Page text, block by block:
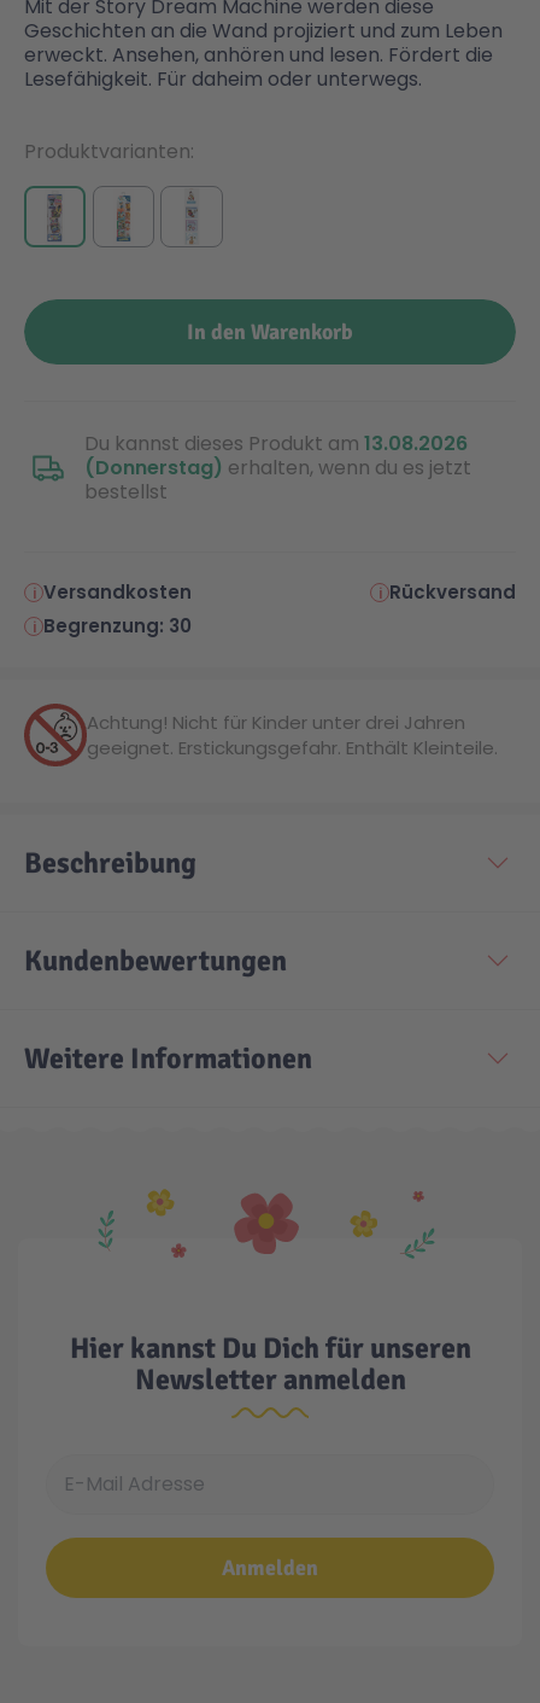
Malen & Zeichnen
Marvel™ Super Heroes
Minecraft™
Minifiguren
Speed Champions
Star Wars™
Technic
Seltene Artikel
Knights
NOVELMORE
Sports Action
Wiltopia
Aktion
Spiel-Ei
Mit der Story Dream Machine werden diese
Geschichten an die Wand projiziert und zum Leben
erweckt. Ansehen, anhören und lesen. Fördert die
Lesefähigkeit. Für daheim oder unterwegs.
In den Warenkorb
Du kannst dieses Produkt am 13.08.2026
(Donnerstag) erhalten, wenn du es jetzt
bestellst
Produktvarianten
Versandkosten
Rückversand
Begrenzung: 30
Achtung! Nicht für Kinder unter drei Jahren
geeignet. Erstickungsgefahr. Enthält Kleinteile.
Beschreibung
Kundenbewertungen
Weitere Informationen
Hier kannst Du Dich für unseren
Newsletter anmelden
Anmelden